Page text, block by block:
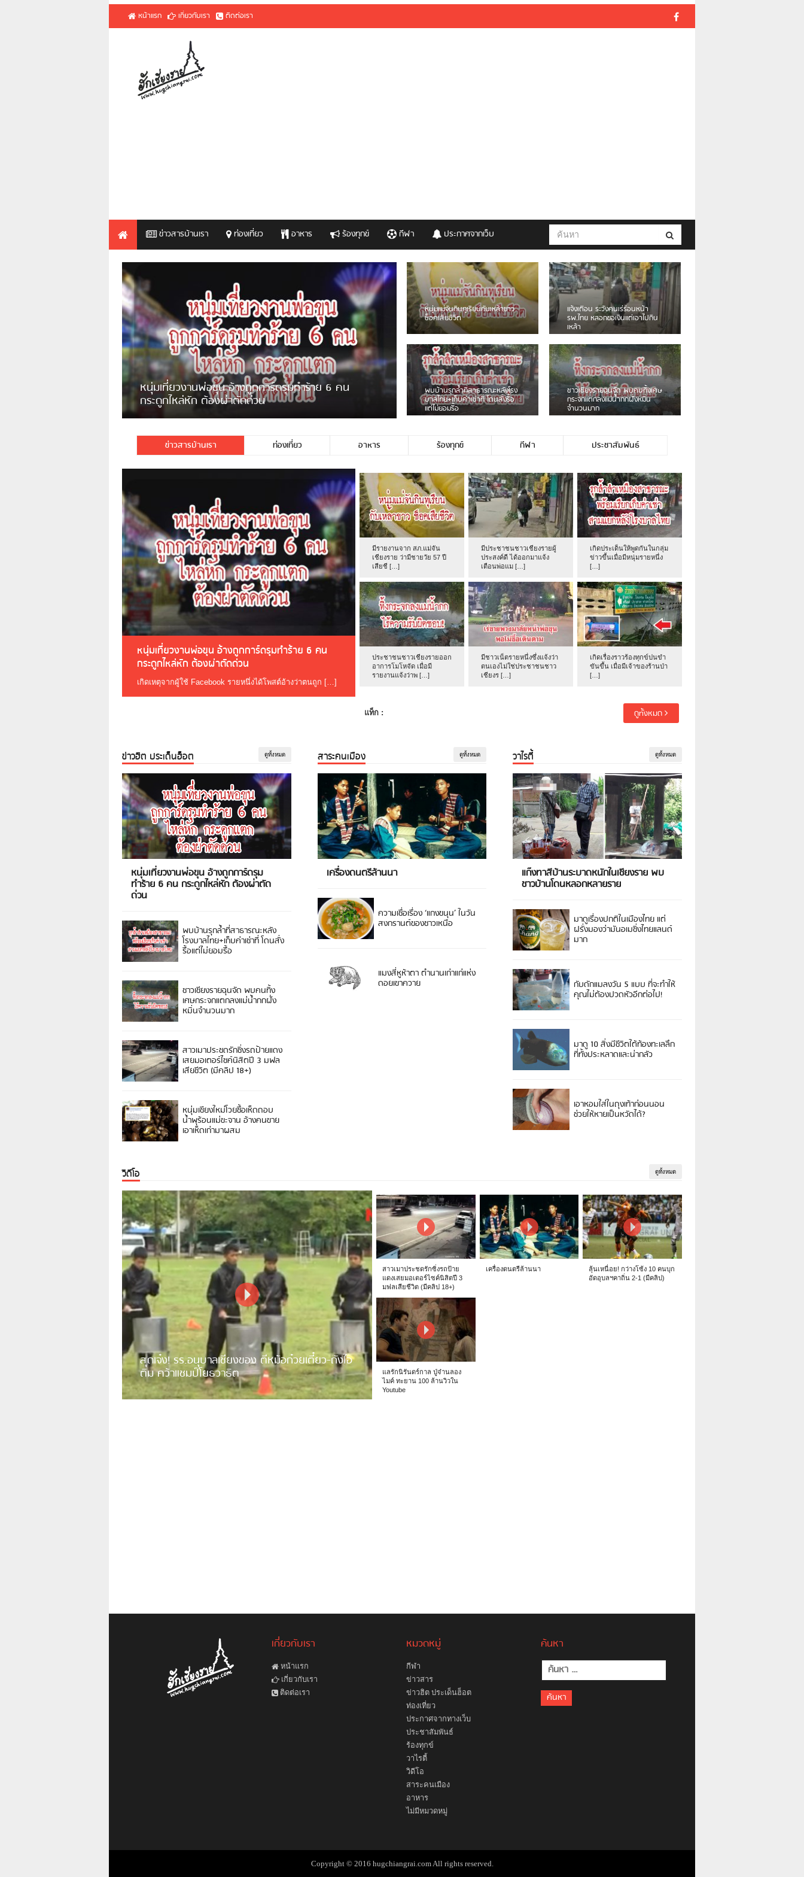
หน้าแรก เกี่ยวกับเรา ติดต่อเรา
ข่าวสารบ้านเรา ท่องเที่ยว อาหาร ร้องทุกข์ กีฬา ประกาศจากเว็บ
ชาวเน็ตสวดยับ! พบพม่าเร่ขายพวงมาลัยหน้าพ่อขุนฯ
พอไม่ซื้อเดินตาม
มีชาวเน็ตรายหนึ่งซึ่งแจ้งว่าตนเองไม่ใช่ประชาชนชาวเชียงร […]
ชาวเน็ตฮา! รถเครื่องแม่สายชน
ป้ายร้านโลงศพแล้วหนี พบเสาหัก
เบรคหัก หวิดได้ใช้บริการ
เดือนร้อน! ชาวเชียงรายบ่นรถ
Isuzu สีขาวซิ่งบายพาสเสียงดัง
สร้างความรำคาญ
หนุ่มเจียงฮายจ่ม พบถังน้ำดื่มตก
กลางถนน รถเครื่องหลบไม่ทันล้ม
บาดเจ็บ
ชาวผาลั้ง โวย ไร้หน่วยงานดูแล
ดินสไลด์ ต้องจัดการกันเอง
ข่าวสารบ้านเรา ท่องเที่ยว อาหาร ร้องทุกข์ กีฬา ประชาสัมพันธ์
หนุ่มเที่ยวงานพ่อขุน อ้างถูกการ์ดรุมทำร้าย 6 คน
กระดูกไหล่หัก ต้องผ่าตัดด่วน
เกิดเหตุจากผู้ใช้ Facebook รายหนึ่งได้โพสต์อ้างว่าตนถูก […]
มีรายงานจาก สภ.แม่จัน
เชียงราย ว่ามีชายวัย 57 ปี
เสียชี […]
มีประชาชนชาวเชียงรายผู้
ประสงค์ดี ได้ออกมาแจ้ง
เตือนพ่อแม […]
เกิดประเด็นให้พูดกันในกลุ่ม
ข่าวขึ้นเมื่อมีหนุ่มรายหนึ่ง
[…]
ประชาชนชาวเชียงรายออก
อาการโมโหจัด เมื่อมี
รายงานแจ้งว่าพ […]
มีชาวเน็ตรายหนึ่งซึ่งแจ้งว่า
ตนเองไม่ใช่ประชาชนชาว
เชียงร […]
เกิดเรื่องราวร้องทุกข์ปนขำ
ขันขึ้น เมื่อมีเจ้าของร้านป่า
[…]
แท็ก : ดูทั้งหมด
ข่าวฮิต ประเด็นฮ็อต ดูทั้งหมด
หนุ่มเที่ยวงานพ่อขุน อ้างถูกการ์ดรุม
ทำร้าย 6 คน กระดูกไหล่หัก ต้องผ่าตัด
ด่วน
พบบ้านรุกล้ำที่สาธารณะหลัง
โรงบาลไทย+เก็บค่าเช่าที่ โดนสั่ง
รื้อแต่ไม่ยอมรื้อ
ชาวเชียงรายฉุนจัด พบคนทิ้ง
เศษกระจกแตกลงแม่น้ำกกฝั่ง
หมิ่นจำนวนมาก
สาวเมาประชดรักซิ่งรถป้ายแดง
เสยมอเตอร์ไซค์นิสิตปี 3 มฟล
เสียชีวิต (มีคลิป 18+)
หนุ่มเชียงใหม่โวยซื้อเห็ดถอบ
น้ำพุร้อนแม่ขะจาน อ้างคนขาย
เอาเห็ดเก่ามาผสม
สาระคนเมือง ดูทั้งหมด
เครื่องดนตรีล้านนา
ความเชื่อเรื่อง ‘แกงขนุน’ ในวัน
สงกรานต์ของชาวเหนือ
แมงสี่หูห้าตา ตำนานเก่าแก่แห่ง
ดอยเขาควาย
วาไรตี้ ดูทั้งหมด
แก๊งทาสีบ้านระบาดหนักในเชียงราย พบ
ชาวบ้านโดนหลอกหลายราย
มาดูเรื่องปกติในเมืองไทย แต่
ฝรั่งมองว่ามันอเมซิ่งไทยแลนด์
มาก
กับดักแมลงวัน 5 แบบ ที่จะทำให้
คุณไม่ต้องปวดหัวอีกต่อไป!
มาดู 10 สิ่งมีชีวิตใต้ท้องทะเลลึก
ที่ทั้งประหลาดและน่ากลัว
เอาหอมใส่ในถุงเท้าก่อนนอน
ช่วยให้หายเป็นหวัดได้?
วิดีโอ ดูทั้งหมด
สุดเจ๋ง! รร.อนุบาลเชียงของ ตีหม้อก๋วยเตี๋ยว-ถังไอ
ติม คว้าแชมป์โยธวาธิต
สาวเมาประชดรักซิ่งรถป้าย
แดงเสยมอเตอร์ไซค์นิสิตปี 3
มฟลเสียชีวิต (มีคลิป 18+)
เครื่องดนตรีล้านนา
ลุ้นเหนื่อย! กว่างโซ้ง 10 คนบุก
อัดอุบลฯคาถิ่น 2-1 (มีคลิป)
แลรักนิรันดร์กาล ปู่จ๋านลอง
ไมค์ ทะยาน 100 ล้านวิวใน
Youtube
เกี่ยวกับเรา
หน้าแรก
เกี่ยวกับเรา
ติดต่อเรา
หมวดหมู่
กีฬา
ข่าวสาร
ข่าวฮิต ประเด็นฮ็อต
ท่องเที่ยว
ประกาศจากทางเว็บ
ประชาสัมพันธ์
ร้องทุกข์
วาไรตี้
วิดีโอ
สาระคนเมือง
อาหาร
ไม่มีหมวดหมู่
ค้นหา
ค้นหา
สำหรับ:
Copyright © 2016 hugchiangrai.com All rights reserved.